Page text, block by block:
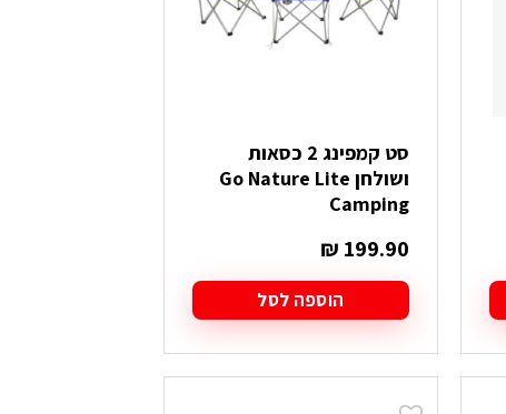
סט קמפינג 2 כסאות
ושולחן Go Nature Lite
Camping
₪ 199.90
הוספה לסל